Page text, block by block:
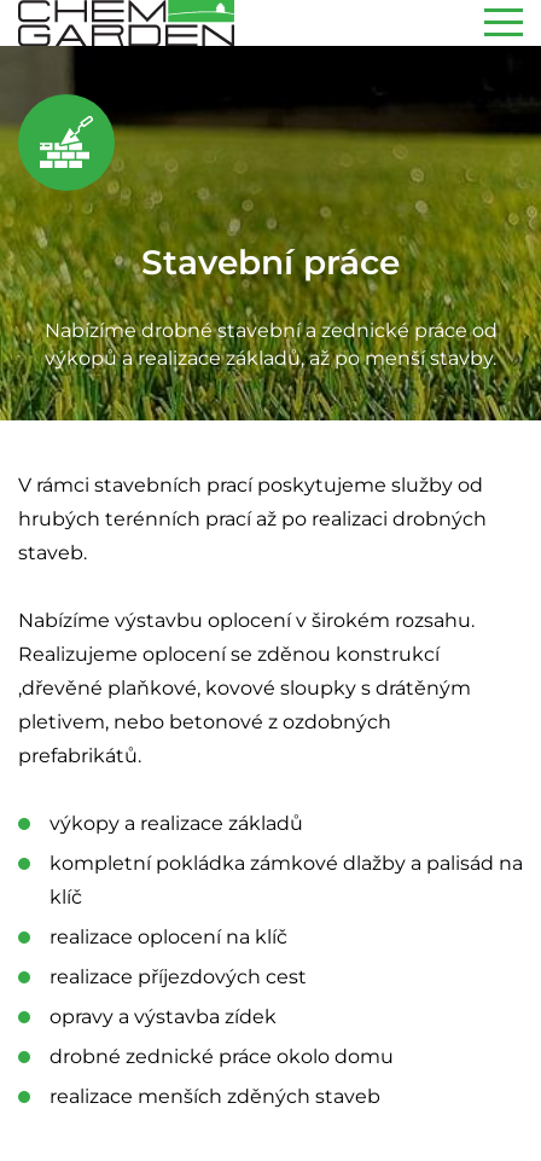
Stavební práce
Nabízíme drobné stavební a zednické práce od
výkopů a realizace základů, až po menší stavby.
V rámci stavebních prací poskytujeme služby od
hrubých terénních prací až po realizaci drobných
staveb.
Nabízíme výstavbu oplocení v širokém rozsahu.
Realizujeme oplocení se zděnou konstrukcí
,dřevěné plaňkové, kovové sloupky s drátěným
pletivem, nebo betonové z ozdobných
prefabrikátů.
výkopy a realizace základů
kompletní pokládka zámkové dlažby a palisád na
klíč
realizace oplocení na klíč
realizace příjezdových cest
opravy a výstavba zídek
drobné zednické práce okolo domu
realizace menších zděných staveb